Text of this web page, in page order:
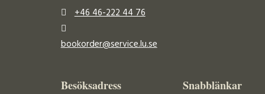
+46 46-222 44 76
bookorder@service.lu.se
Besöksadress Snabblänkar